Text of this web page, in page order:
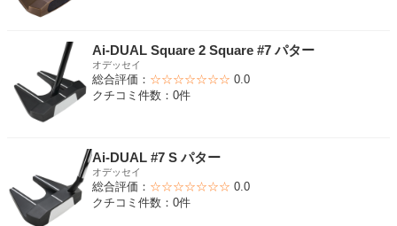
Ai-DUAL Square 2 Square #7 パター
オデッセイ
総合評価： ☆☆☆☆☆☆☆ 0.0
クチコミ件数：0件
Ai-DUAL #7 S パター
オデッセイ
総合評価： ☆☆☆☆☆☆☆ 0.0
クチコミ件数：0件